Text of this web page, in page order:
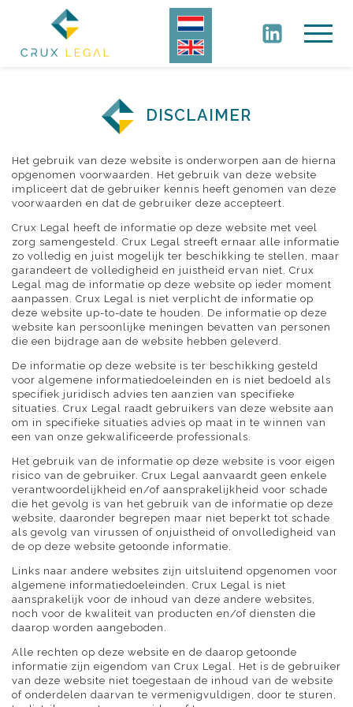
DISCLAIMER
Het gebruik van deze website is onderworpen aan de hierna
opgenomen voorwaarden. Het gebruik van deze website
impliceert dat de gebruiker kennis heeft genomen van deze
voorwaarden en dat de gebruiker deze accepteert.
Crux Legal heeft de informatie op deze website met veel
zorg samengesteld. Crux Legal streeft ernaar alle informatie
zo volledig en juist mogelijk ter beschikking te stellen, maar
garandeert de volledigheid en juistheid ervan niet. Crux
Legal mag de informatie op deze website op ieder moment
aanpassen. Crux Legal is niet verplicht de informatie op
deze website up-to-date te houden. De informatie op deze
website kan persoonlijke meningen bevatten van personen
die een bijdrage aan de website hebben geleverd.
De informatie op deze website is ter beschikking gesteld
voor algemene informatiedoeleinden en is niet bedoeld als
specifiek juridisch advies ten aanzien van specifieke
situaties. Crux Legal raadt gebruikers van deze website aan
om in specifieke situaties advies op maat in te winnen van
een van onze gekwalificeerde professionals.
Het gebruik van de informatie op deze website is voor eigen
risico van de gebruiker. Crux Legal aanvaardt geen enkele
verantwoordelijkheid en/of aansprakelijkheid voor schade
die het gevolg is van het gebruik van de informatie op deze
website, daaronder begrepen maar niet beperkt tot schade
als gevolg van virussen of onjuistheid of onvolledigheid van
de op deze website getoonde informatie.
Links naar andere websites zijn uitsluitend opgenomen voor
algemene informatiedoeleinden. Crux Legal is niet
aansprakelijk voor de inhoud van deze andere websites,
noch voor de kwaliteit van producten en/of diensten die
daarop worden aangeboden.
Alle rechten op deze website en de daarop getoonde
informatie zijn eigendom van Crux Legal. Het is de gebruiker
van deze website niet toegestaan de inhoud van de website
of onderdelen daarvan te vermenigvuldigen, door te sturen,